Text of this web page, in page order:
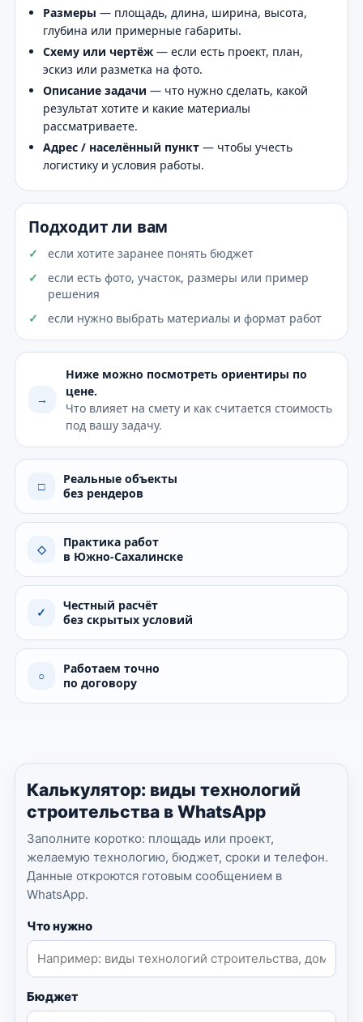
Размеры — площадь, длина, ширина, высота,
глубина или примерные габариты.
Схему или чертёж — если есть проект, план,
эскиз или разметка на фото.
Описание задачи — что нужно сделать, какой
результат хотите и какие материалы
рассматриваете.
Адрес / населённый пункт — чтобы учесть
логистику и условия работы.
Подходит ли вам
если хотите заранее понять бюджет
если есть фото, участок, размеры или пример
решения
если нужно выбрать материалы и формат работ
→
Ниже можно посмотреть ориентиры по
цене.
Что влияет на смету и как считается стоимость
под вашу задачу.
□
Реальные объекты
без рендеров
◇
Практика работ
в Южно-Сахалинске
✓
Честный расчёт
без скрытых условий
○
Работаем точно
по договору
Калькулятор: виды технологий
строительства в WhatsApp
Заполните коротко: площадь или проект,
желаемую технологию, бюджет, сроки и телефон.
Данные откроются готовым сообщением в
WhatsApp.
Что нужно
Бюджет